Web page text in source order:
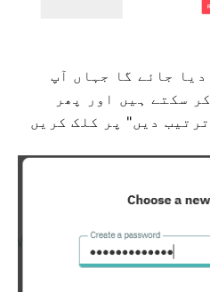
جائے گا جہاں آپ
سکتے ہیں اور پھر
دیں" پر کلک کریں